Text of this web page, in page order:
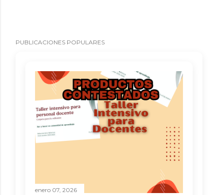
PUBLICACIONES POPULARES
enero 07, 2026